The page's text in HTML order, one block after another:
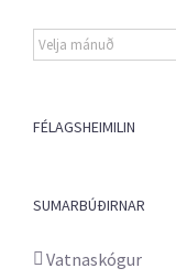
Eldri
fréttir
FÉLAGSHEIMILIN
SUMARBÚÐIRNAR
Vatnaskógur